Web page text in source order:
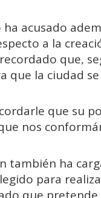
ha acusado
a la
que,
que la ciudad
que su
nos
también ha
para
que